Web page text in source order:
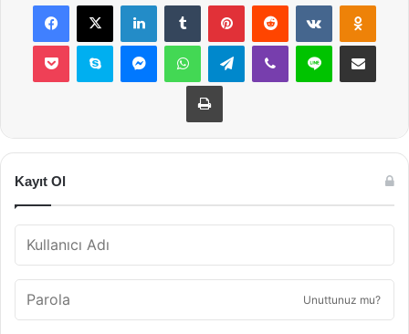
Facebook
X LinkedInTumblr PinterestReddit VKontakte
Pocket Skype MessengerWhatsAppTelegramViber Line E-Posta ile
Yazdır
Kayıt Ol
Unuttunuz mu?